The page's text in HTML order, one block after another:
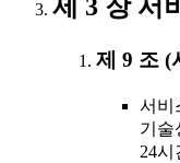
제 3 장 서
제 9 조 (
서비
기술
24시